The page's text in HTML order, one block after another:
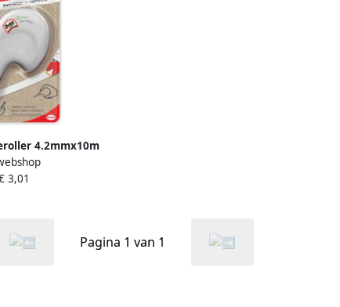
4.2mmx10m
op blister
3,01
Pagina 1 van 1